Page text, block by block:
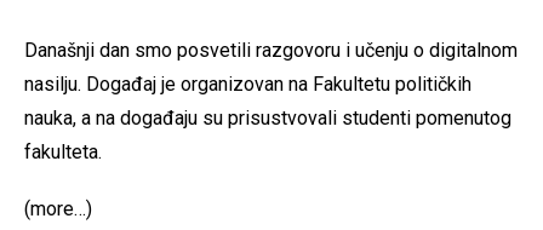
Današnji dan smo posvetili razgovoru i učenju o digitalnom
nasilju. Događaj je organizovan na Fakultetu političkih
nauka, a na događaju su prisustvovali studenti pomenutog
fakulteta.
(more…)